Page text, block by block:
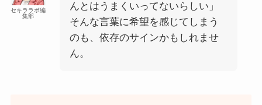
セキララボ編
集部
んとはうまくいってないらしい」
そんな言葉に希望を感じてしまう
のも、依存のサインかもしれませ
ん。